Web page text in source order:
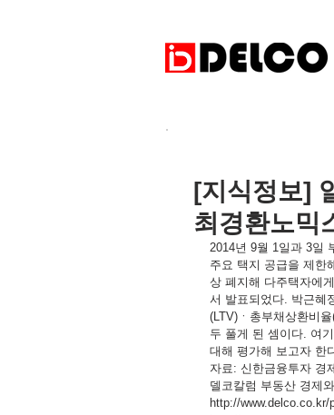
[지식정보]
최경환노믹
2014년 9월 1일과 3일
주요 택지 공급을 제한
상 폐지해 다주택자에
서 발표되었다. 박근혜
(LTV)ㆍ총부채상환비
두 풀게 된 셈이다. 여
대해 평가해 보고자 한
자료: 신한금융투자 경
델코칼럼 부동산 경제
http://